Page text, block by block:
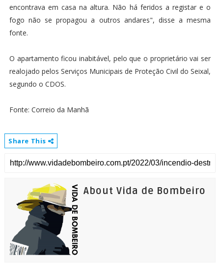
encontrava em casa na altura. Não há feridos a registar e o
fogo não se propagou a outros andares", disse a mesma
fonte.
O apartamento ficou inabitável, pelo que o proprietário vai ser
realojado pelos Serviços Municipais de Proteção Civil do Seixal,
segundo o CDOS.
Fonte: Correio da Manhã
Share This
About Vida de Bombeiro